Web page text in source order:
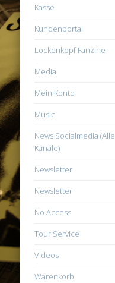
Kasse
Kundenportal
Lockenkopf Fanzine
Media
Mein Konto
Music
News Socialmedia (Alle
Kanäle)
Newsletter
Newsletter
No Access
Tour Service
Videos
Warenkorb